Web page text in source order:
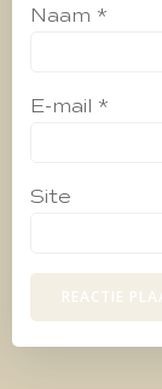
Naam *
E-mail *
Site